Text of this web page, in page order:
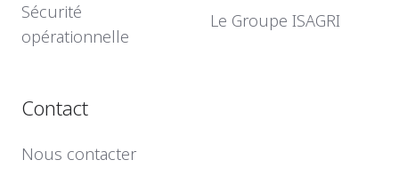
Sécurité
opérationnelle
Le Groupe ISAGRI
Contact
Nous contacter